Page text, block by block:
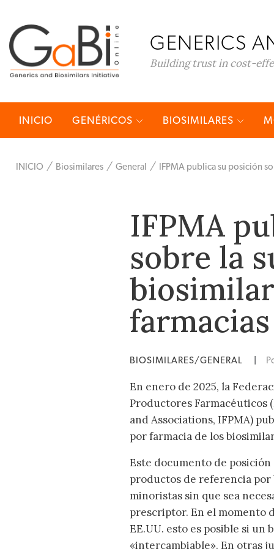
GENERICS
Building trust in cost-
INICIO GENÉRICOS BIOSIMILARES
INICIO Biosimilares General IFPMA publica su posición
IFPMA
sobre la
farmacias
BIOSIMILARES/GENERAL
En enero de 2025, la
Productores
and Associations, IFPMA)
por farmacia de los
Este documento de
productos de referencia por
minoristas sin que sea
prescriptor. En el momento
EE.UU. esto es posible si un
«intercambiable». En otras